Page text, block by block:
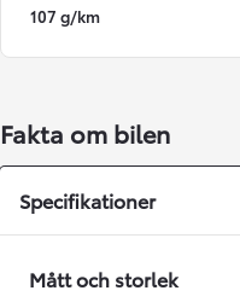
107 g/km
Fakta om bilen
Specifikationer
Mått och storlek